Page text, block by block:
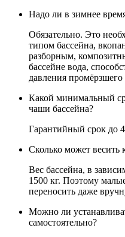
Надо ли в зимнее
Обязательно. Это
типом бассейна,
разборным,
бассейне вода,
давления промёрзшего
Какой минимальный
чаши бассейна?
Гарантийный срок до
Сколько может весить
Вес бассейна, в
1500 кг. Поэтому
переносить даже
Можно ли
самостоятельно?